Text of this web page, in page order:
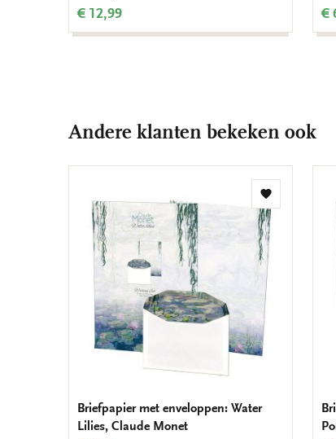
€ 12,99 €
Andere klanten bekeken ook
Toevoegen
aan
verlanglijst
Briefpapier met enveloppen: Water
Lilies, Claude Monet